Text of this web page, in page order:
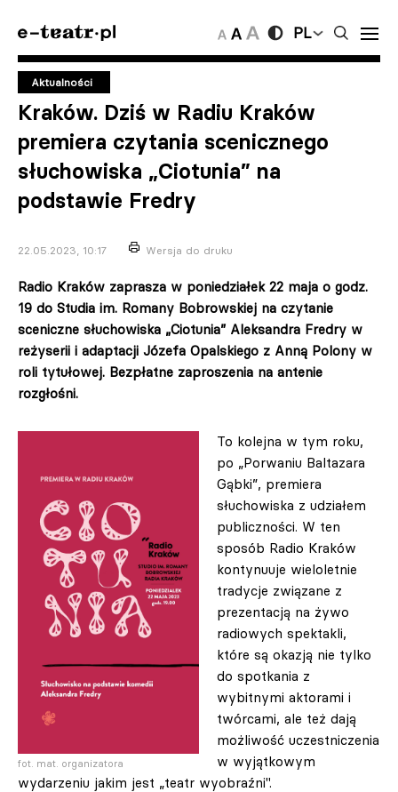
PL
Aktualności
Kraków. Dziś w Radiu Kraków
premiera czytania scenicznego
słuchowiska „Ciotunia” na
podstawie Fredry
22.05.2023, 10:17 Wersja do druku
Radio Kraków zaprasza w poniedziałek 22 maja o godz.
19 do Studia im. Romany Bobrowskiej na czytanie
sceniczne słuchowiska „Ciotunia” Aleksandra Fredry w
reżyserii i adaptacji Józefa Opalskiego z Anną Polony w
roli tytułowej. Bezpłatne zaproszenia na antenie
rozgłośni.
fot. mat. organizatora
To kolejna w tym roku,
po „Porwaniu Baltazara
Gąbki”, premiera
słuchowiska z udziałem
publiczności. W ten
sposób Radio Kraków
kontynuuje wieloletnie
tradycje związane z
prezentacją na żywo
radiowych spektakli,
które są okazją nie tylko
do spotkania z
wybitnymi aktorami i
twórcami, ale też dają
możliwość uczestniczenia
w wyjątkowym
wydarzeniu jakim jest „teatr wyobraźni".